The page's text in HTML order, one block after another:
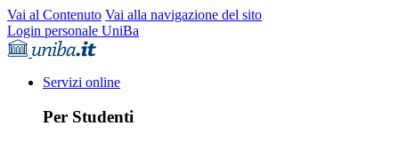
Vai al Contenuto Vai alla navigazione del sito
Login personale UniBa
Servizi online
Per Studenti